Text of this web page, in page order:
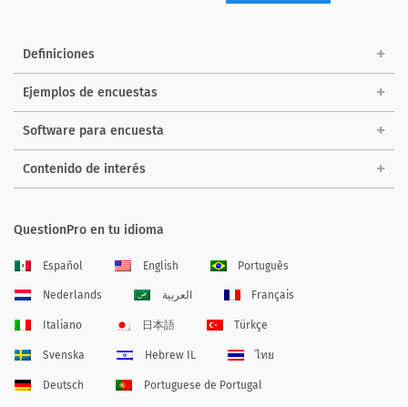
Definiciones
Ejemplos de encuestas
Software para encuesta
Contenido de interés
QuestionPro en tu idioma
Español English Português
Nederlands العربية Français
Italiano 日本語 Türkçe
Svenska Hebrew IL ไทย
Deutsch Portuguese de Portugal